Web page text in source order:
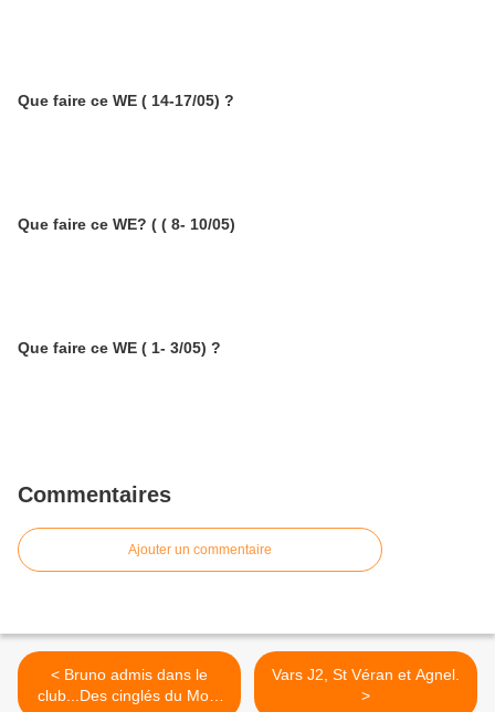
Que faire ce WE ( 14-17/05) ?
Que faire ce WE? ( ( 8- 10/05)
Que faire ce WE ( 1- 3/05) ?
Commentaires
Ajouter un commentaire
< Bruno admis dans le
club...Des cinglés du Mont
Vars J2, St Véran et Agnel.
>